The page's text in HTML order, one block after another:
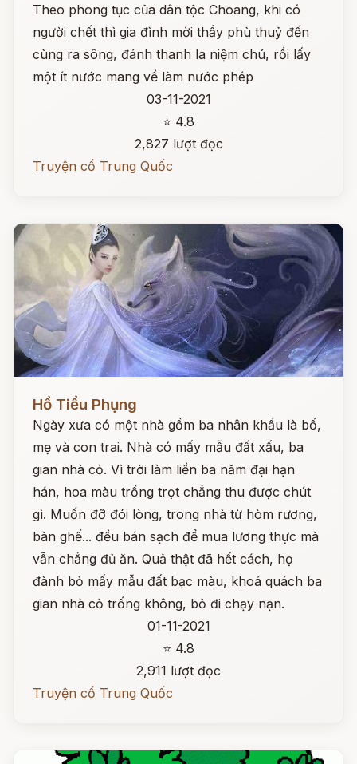
Theo phong tục của dân tộc Choang, khi có
người chết thì gia đình mời thầy phù thuỷ đến
cùng ra sông, đánh thanh la niệm chú, rồi lấy
một ít nước mang về làm nước phép
03-11-2021
⭐ 4.8
2,827 lượt đọc
Truyện cổ Trung Quốc
Đọc ngay
Hồ Tiểu Phụng
Ngày xưa có một nhà gồm ba nhân khẩu là bố,
mẹ và con trai. Nhà có mấy mẫu đất xấu, ba
gian nhà cỏ. Vì trời làm liền ba năm đại hạn
hán, hoa màu trồng trọt chẳng thu được chút
gì. Muốn đỡ đói lòng, trong nhà từ hòm rương,
bàn ghế... đều bán sạch để mua lương thực mà
vẫn chẳng đủ ăn. Quả thật đã hết cách, họ
đành bỏ mấy mẫu đất bạc màu, khoá quách ba
gian nhà cỏ trống không, bỏ đi chạy nạn.
01-11-2021
⭐ 4.8
2,911 lượt đọc
Truyện cổ Trung Quốc